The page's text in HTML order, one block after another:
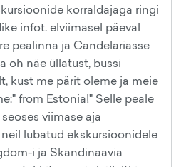
korraldajaga ringi
infot. elviimasel päeval
pealinna ja Candelariasse
oh näe üllatust, bussi
kust me pärit oleme ja meie
from Estonia!" Selle peale
viimase aja
lubatud ekskursioonidele
i ja Skandinaavia